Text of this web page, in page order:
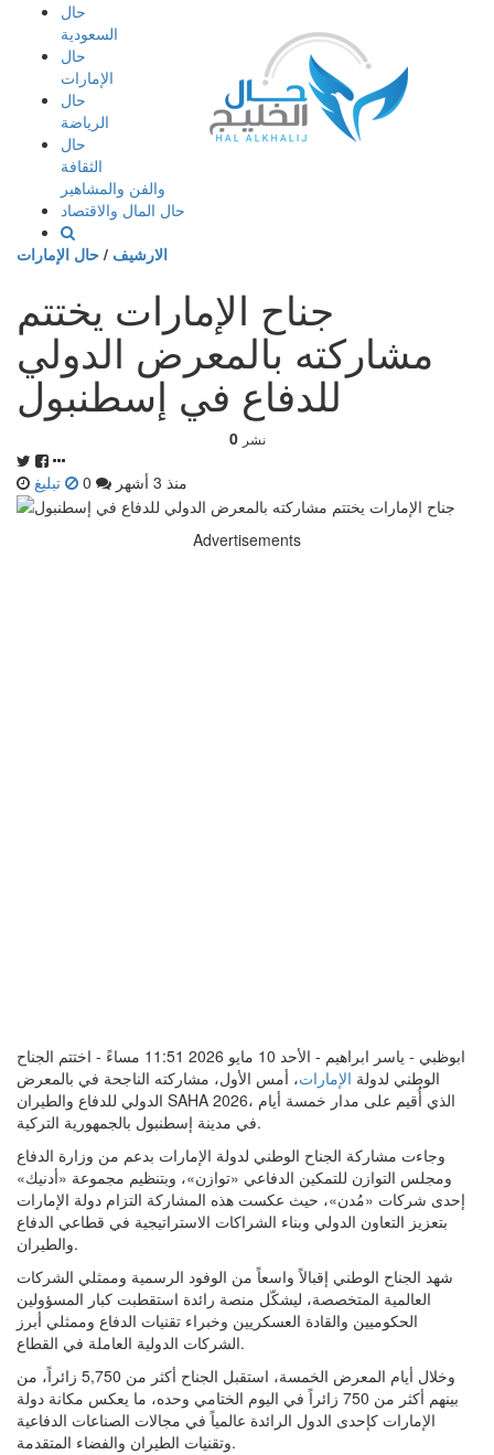
إذهب
المحتوى
حال
السعودية
حال
الإمارات
حال
الرياضة
حال
الثقافة
والفن والمشاهير
حال المال والاقتصاد
الارشيف / حال الإمارات
جناح الإمارات يختتم
مشاركته بالمعرض الدولي
للدفاع في إسطنبول
0 نشر
منذ 3 أشهر تبليغ
Advertisements
ابوظبي - ياسر ابراهيم - الأحد 10 مايو 2026 11:51 مساءً - اختتم الجناح
الوطني لدولة الإمارات، أمس الأول، مشاركته الناجحة في بالمعرض
الدولي للدفاع والطيران SAHA 2026، الذي أُقيم على مدار خمسة أيام
في مدينة إسطنبول بالجمهورية التركية.
وجاءت مشاركة الجناح الوطني لدولة الإمارات بدعم من وزارة الدفاع
ومجلس التوازن للتمكين الدفاعي «توازن»، وبتنظيم مجموعة «أدنيك»
إحدى شركات «مُدن»، حيث عكست هذه المشاركة التزام دولة الإمارات
بتعزيز التعاون الدولي وبناء الشراكات الاستراتيجية في قطاعي الدفاع
والطيران.
شهد الجناح الوطني إقبالاً واسعاً من الوفود الرسمية وممثلي الشركات
العالمية المتخصصة، ليشكّل منصة رائدة استقطبت كبار المسؤولين
الحكوميين والقادة العسكريين وخبراء تقنيات الدفاع وممثلي أبرز
الشركات الدولية العاملة في القطاع.
وخلال أيام المعرض الخمسة، استقبل الجناح أكثر من 5,750 زائراً، من
بينهم أكثر من 750 زائراً في اليوم الختامي وحده، ما يعكس مكانة دولة
الإمارات كإحدى الدول الرائدة عالمياً في مجالات الصناعات الدفاعية
وتقنيات الطيران والفضاء المتقدمة.